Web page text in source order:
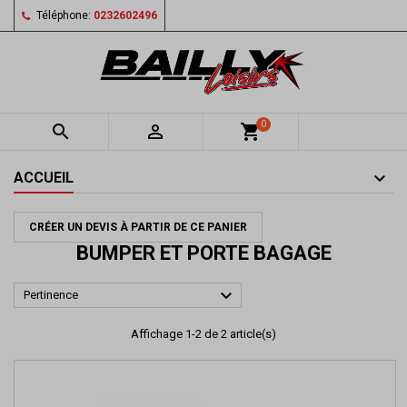
Téléphone: 0232602496
  shopping_cart0
ACCUEIL
CRÉER UN DEVIS À PARTIR DE CE PANIER
BUMPER ET PORTE BAGAGE
Pertinence 
Affichage 1-2 de 2 article(s)